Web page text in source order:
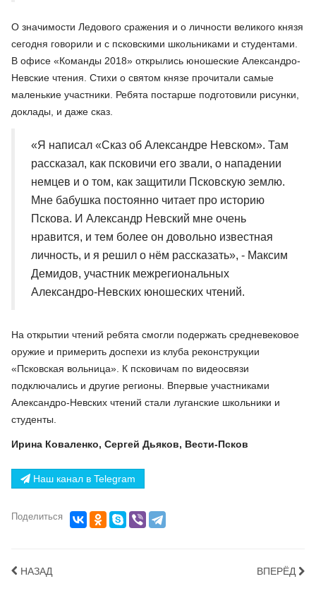
О значимости Ледового сражения и о личности великого князя
сегодня говорили и с псковскими школьниками и студентами.
В офисе «Команды 2018» открылись юношеские Александро-
Невские чтения. Стихи о святом князе прочитали самые
маленькие участники. Ребята постарше подготовили рисунки,
доклады, и даже сказ.
«Я написал «Сказ об Александре Невском». Там
рассказал, как псковичи его звали, о нападении
немцев и о том, как защитили Псковскую землю.
Мне бабушка постоянно читает про историю
Пскова. И Александр Невский мне очень
нравится, и тем более он довольно известная
личность, и я решил о нём рассказать», - Максим
Демидов, участник межрегиональных
Александро-Невских юношеских чтений.
На открытии чтений ребята смогли подержать средневековое
оружие и примерить доспехи из клуба реконструкции
«Псковская вольница». К псковичам по видеосвязи
подключались и другие регионы. Впервые участниками
Александро-Невских чтений стали луганские школьники и
студенты.
Ирина Коваленко, Сергей Дьяков, Вести-Псков
Наш канал в Telegram
Поделиться
НАЗАД ВПЕРЁД